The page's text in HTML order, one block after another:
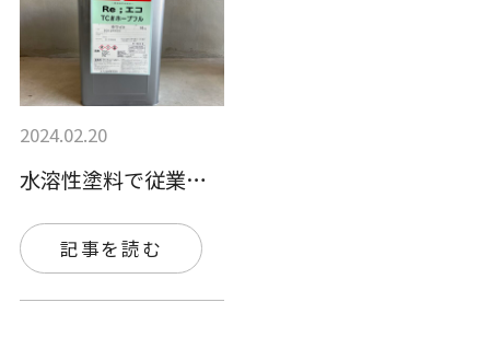
2024.02.20
水溶性塗料で従業員の健康を守ろう！水性塗…
記事を読む